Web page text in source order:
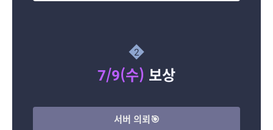
2
7/9(수) 보상
서버 의뢰🎯